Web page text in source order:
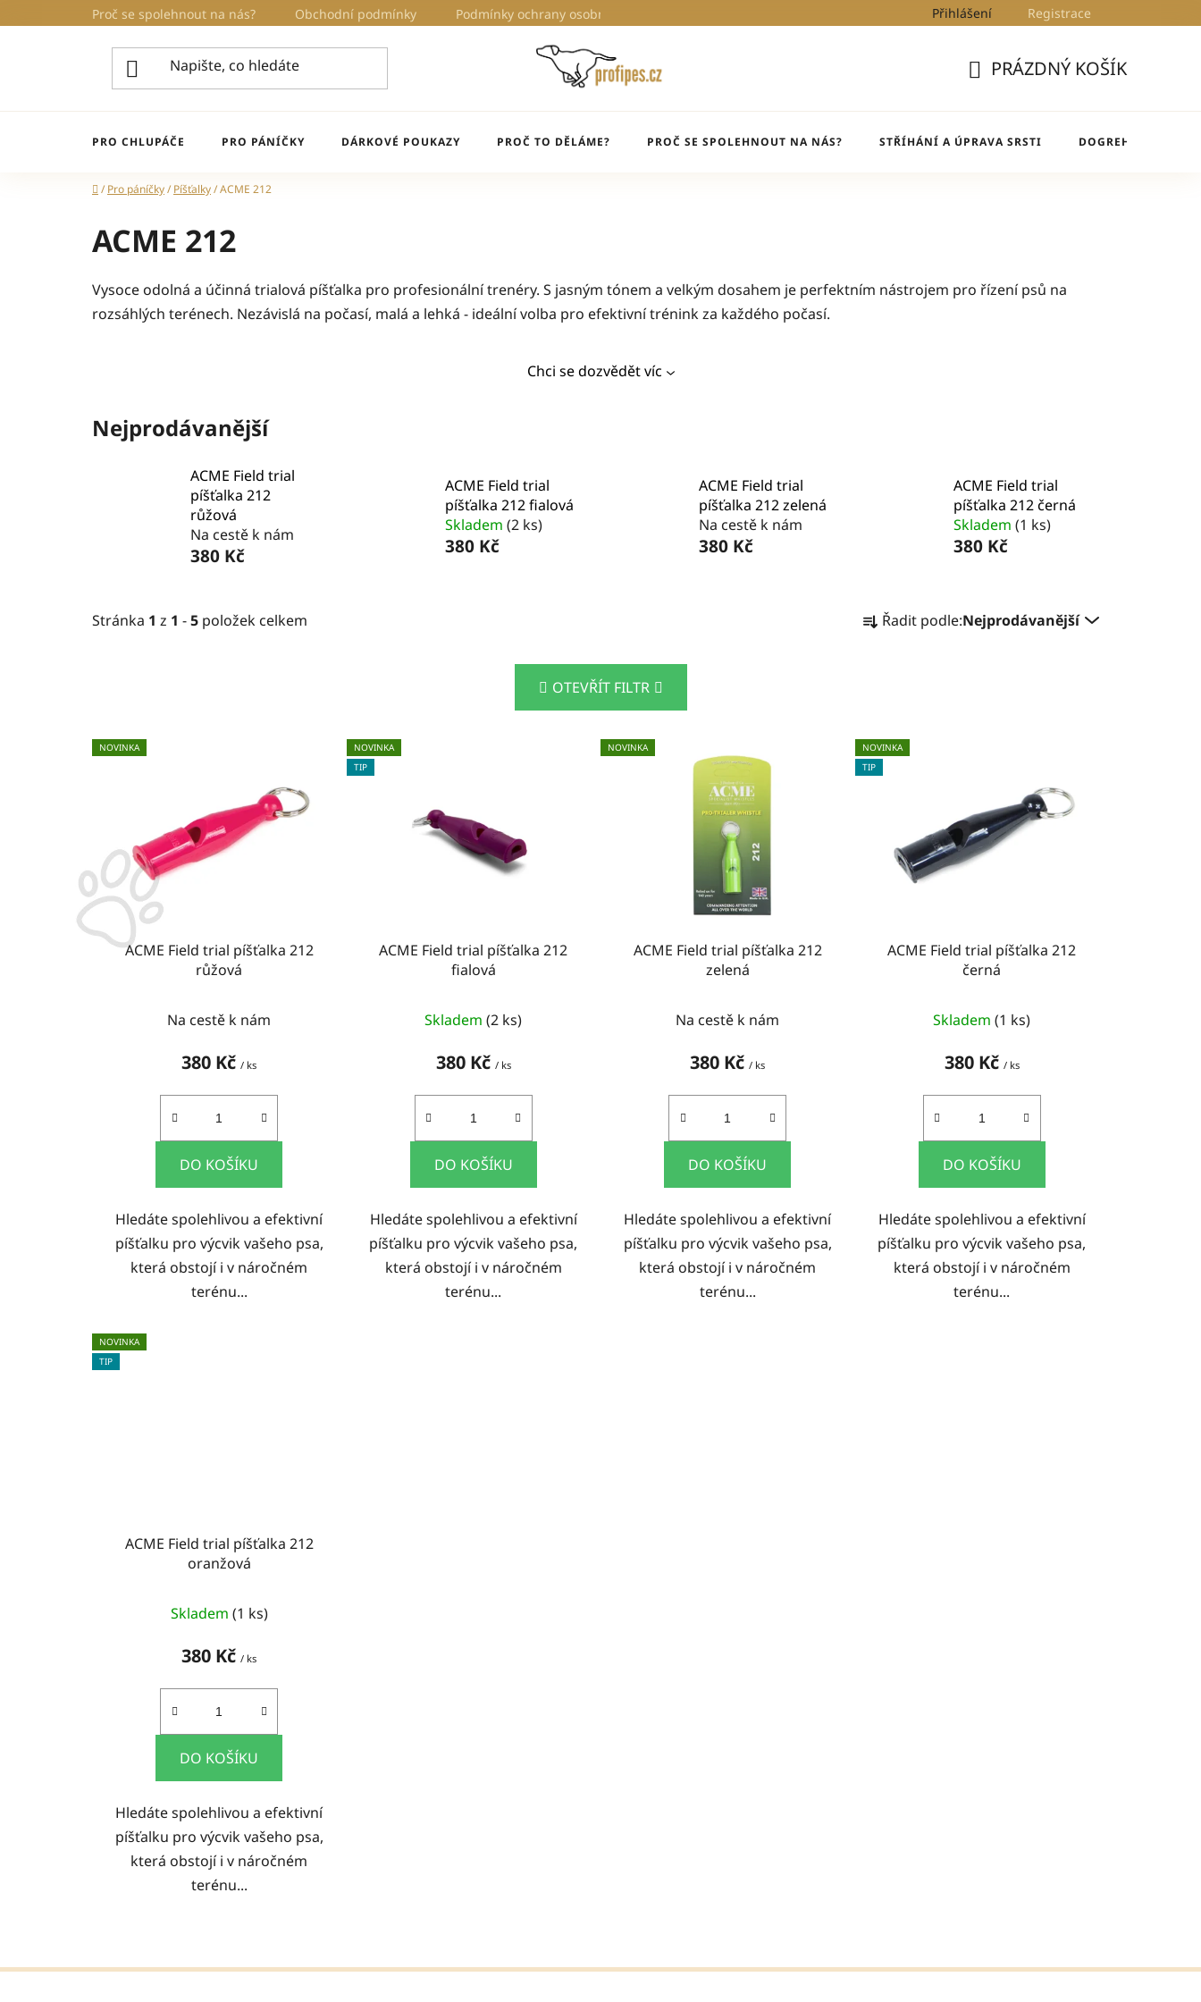
na
Proč se spolehnout na nás? Obchodní podmínky Podmínky ochrany osobních údajů Blog DogRehab
Přihlášení Registrace
KOŠÍK
PRÁZDNÝ KOŠÍK
PRO CHLUPÁČE PRO PÁNÍČKY DÁRKOVÉ POUKAZY PROČ TO DĚLÁME? PROČ SE SPOLEHNOUT NA NÁS? STŘÍHÁNÍ A ÚPRAVA SRSTI DOGREHAB
Domů
/ Pro páníčky/ Píšťalky/ACME 212
ACME 212
Vysoce odolná a účinná trialová píšťalka pro profesionální trenéry. S jasným tónem a velkým dosahem je perfektním nástrojem pro řízení psů na
rozsáhlých terénech. Nezávislá na počasí, malá a lehká - ideální volba pro efektivní trénink za každého počasí.
Chci se dozvědět víc
Nejprodávanější
ACME Field trial
píšťalka 212
růžová
Na cestě k nám
380 Kč
ACME Field trial
píšťalka 212 fialová
Skladem (2 ks)
380 Kč
ACME Field trial
píšťalka 212 zelená
Na cestě k nám
380 Kč
ACME Field trial
píšťalka 212 černá
Skladem (1 ks)
380 Kč
Stránka 1 z 1 -5 položek celkem a
p
r
Řadit podle:Nejprodávanější
OTEVŘÍT FILTR
V
ý
p
r
o
d
NOVINKA
ACME Field trial píšťalka 212
růžová
Na cestě k nám
380 Kč/ ks
DO KOŠÍKU
Hledáte spolehlivou a efektivní
píšťalku pro výcvik vašeho psa,
která obstojí i v náročném
terénu...
NOVINKA
TIP
ACME Field trial píšťalka 212
fialová
Skladem(2 ks)
380 Kč / ks
DO KOŠÍKU
Hledáte spolehlivou a efektivní
píšťalku pro výcvik vašeho psa,
která obstojí i v náročném
terénu...
NOVINKA
ACME Field trial píšťalka 212
zelená
Na cestě k nám
380 Kč/ ks
DO KOŠÍKU
Hledáte spolehlivou a efektivní
píšťalku pro výcvik vašeho psa,
která obstojí i v náročném
terénu...
NOVINKA
TIP
ACME Field trial píšťalka 212
černá
Skladem(1 ks)
380 Kč / ks
DO KOŠÍKU
Hledáte spolehlivou a efektivní
píšťalku pro výcvik vašeho psa,
která obstojí i v náročném
terénu...
NOVINKA
TIP
ACME Field trial píšťalka 212
oranžová
Skladem (1 ks)
380 Kč/ ks
DO KOŠÍKU
Hledáte spolehlivou a efektivní
píšťalku pro výcvik vašeho psa,
která obstojí i v náročném
terénu...
v